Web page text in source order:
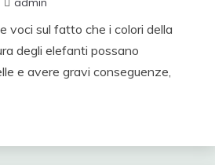
voci sul fatto che i colori della
degli elefanti possano
e avere gravi conseguenze,